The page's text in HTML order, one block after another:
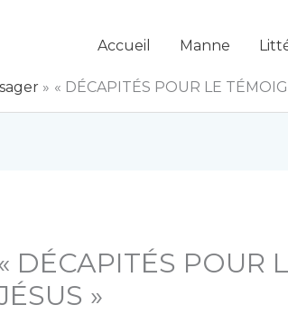
Accueil Manne
« DÉCAPITÉS POUR LE
DÉCAPITÉS POUR
»